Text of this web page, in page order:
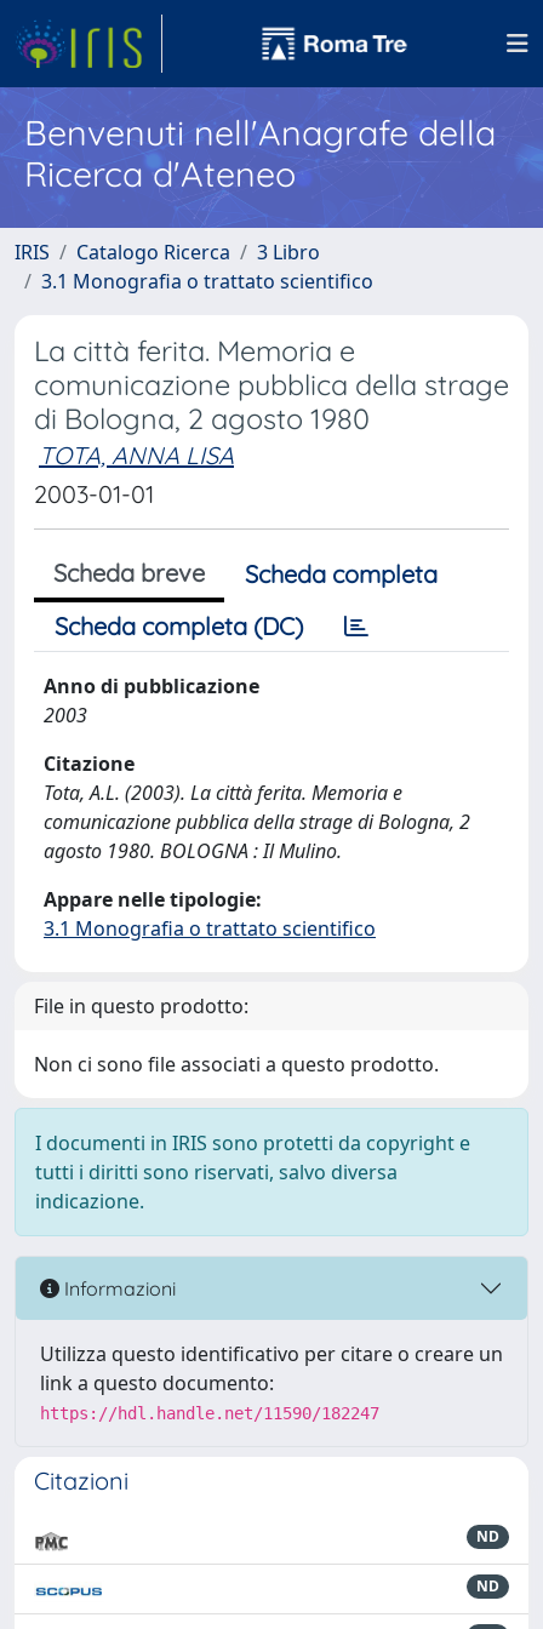
Benvenuti nell'Anagrafe della
Ricerca d'Ateneo
IRIS Catalogo Ricerca
3 Libro
3.1 Monografia o trattato scientifico
La città ferita. Memoria e
comunicazione pubblica della strage
di Bologna, 2 agosto 1980
TOTA, ANNA LISA
2003-01-01
Scheda breve
Scheda completa
Scheda completa (DC)
Anno di pubblicazione
2003
Citazione
Tota, A.L. (2003). La città ferita. Memoria e
comunicazione pubblica della strage di Bologna, 2
agosto 1980. BOLOGNA : Il Mulino.
Appare nelle tipologie:
3.1 Monografia o trattato scientifico
File in questo prodotto:
Non ci sono file associati a questo prodotto.
I documenti in IRIS sono protetti da copyright e
tutti i diritti sono riservati, salvo diversa
indicazione.
Informazioni
Utilizza questo identificativo per citare o creare un
link a questo documento:
https://hdl.handle.net/11590/182247
Citazioni
ND
ND